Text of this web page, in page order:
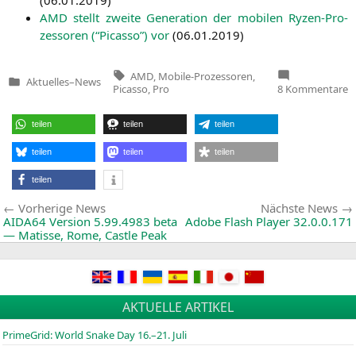
AMD stellt zwei­te Gene­ra­ti­on der mobi­len Ryzen-Pro­
zes­so­ren (“Picas­so”) vor (06.01.2019)
Veröffentlicht
Aktuelles–News
Tags:
AMD Mobile-Prozessoren
Picasso Pro 8 Kommentare
teilen teilen teilen
teilen teilen teilen
teilen
Beitragsnavigation
Vorherige NewsVorherige
News:
AIDA64 Version 5.99.4983 beta
— Matisse, Rome, Castle Peak
Nächste News
Adobe Flash Player 32.0.0.171
AKTUELLE ARTIKEL
PrimeGrid: World Snake Day 16.–21. Juli